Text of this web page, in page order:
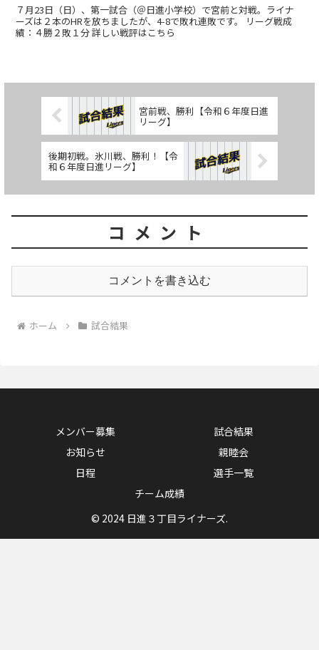
７月23日（日）、第一試合（＠日進小学校）で宮前と対戦。ライナ
ーズは２本のHRを放ちましたが、4-8で敗れ連敗です。 リーグ戦成
績：４勝２敗１分 詳しい戦評はこちら
宮前戦、勝利【令和６年度日進
リーグ】
後期初戦。氷川戦、勝利！【令
和６年度日進リーグ】
コメント
コメントを書き込む
ホーム 試合結果
メンバー募集
試合結果
お知らせ
親睦会
日程
選手一覧
チーム成績
© 2024 日進３丁目ライナーズ.